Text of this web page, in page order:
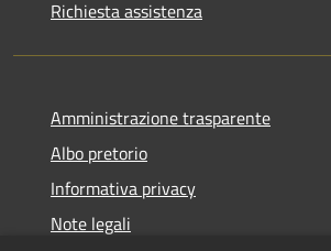
Richiesta assistenza
Amministrazione trasparente
Albo pretorio
Informativa privacy
Note legali